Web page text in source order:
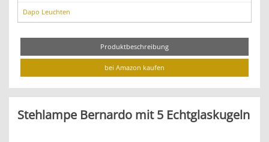
Dapo Leuchten
Produktbeschreibung
bei Amazon kaufen
Stehlampe Bernardo mit 5 Echtglaskugeln